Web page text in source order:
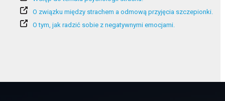
O związku między strachem a odmową przyjęcia szczepionki.
O tym, jak radzić sobie z negatywnymi emocjami.